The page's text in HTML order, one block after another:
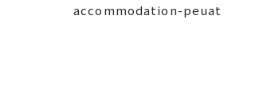
accommodation-peuat